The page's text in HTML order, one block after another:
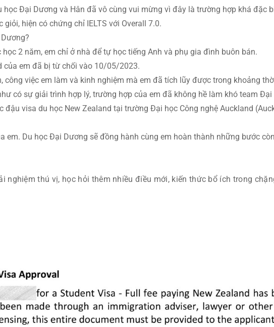
Đại Dương và Hân đã vô cùng vui mừng vì đây là trường hợp khá đặc
hiện có chứng chỉ IELTS với Overall 7.0.
học 2 năm, em chỉ ở nhà để tự học tiếng Anh và phụ gia đình buôn bán.
của em đã bị từ chối vào 10/05/2023.
công việc em làm và kinh nghiệm mà em đã tích lũy được trong khoảng
có sự giải trình hợp lý, trường hợp của em đã không hề làm khó team
đậu visa du học New Zealand tại trường Đại học Công nghệ Auckland
em. Du học Đại Dương sẽ đồng hành cùng em hoàn thành những bước
nghiệm thú vị, học hỏi thêm nhiều điều mới, kiến thức bổ ích trong